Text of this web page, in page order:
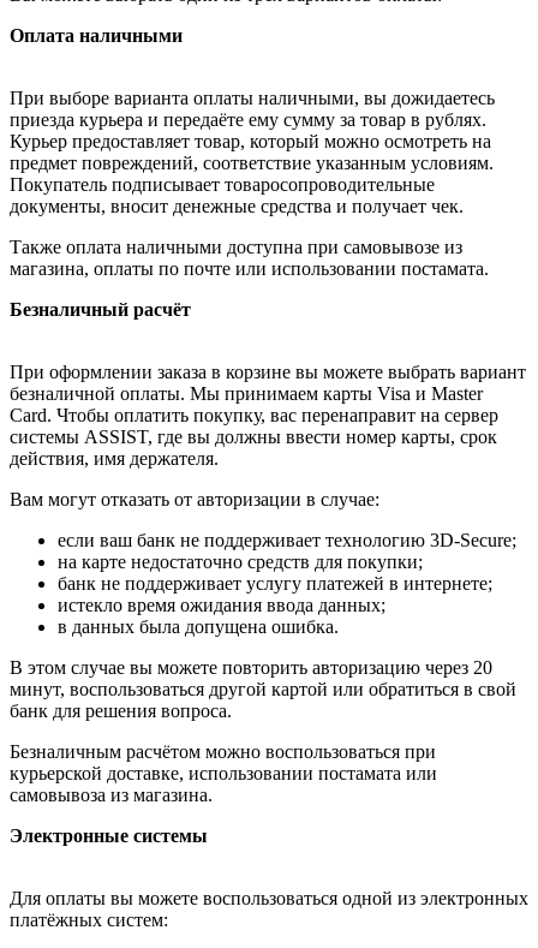
Оплата наличными
При выборе варианта оплаты наличными, вы дожидаетесь
приезда курьера и передаёте ему сумму за товар в рублях.
Курьер предоставляет товар, который можно осмотреть на
предмет повреждений, соответствие указанным условиям.
Покупатель подписывает товаросопроводительные
документы, вносит денежные средства и получает чек.
Также оплата наличными доступна при самовывозе из
магазина, оплаты по почте или использовании постамата.
Безналичный расчёт
При оформлении заказа в корзине вы можете выбрать вариант
безналичной оплаты. Мы принимаем карты Visa и Master
Card. Чтобы оплатить покупку, вас перенаправит на сервер
системы ASSIST, где вы должны ввести номер карты, срок
действия, имя держателя.
Вам могут отказать от авторизации в случае:
если ваш банк не поддерживает технологию 3D-Secure;
на карте недостаточно средств для покупки;
банк не поддерживает услугу платежей в интернете;
истекло время ожидания ввода данных;
в данных была допущена ошибка.
В этом случае вы можете повторить авторизацию через 20
минут, воспользоваться другой картой или обратиться в свой
банк для решения вопроса.
Безналичным расчётом можно воспользоваться при
курьерской доставке, использовании постамата или
самовывоза из магазина.
Электронные системы
Для оплаты вы можете воспользоваться одной из электронных
платёжных систем: